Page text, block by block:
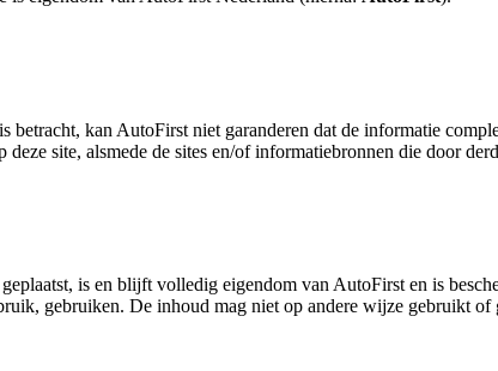
kan AutoFirst niet garanderen dat de informatie
site, alsmede de sites en/of informatiebronnen die door
is en blijft volledig eigendom van AutoFirst en is
gebruiken. De inhoud mag niet op andere wijze gebruikt